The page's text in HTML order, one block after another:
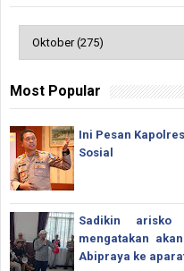
Most Popular
Ini Pesan
Sosial
Sadikin arisko
mengatakan
Abipraya ke